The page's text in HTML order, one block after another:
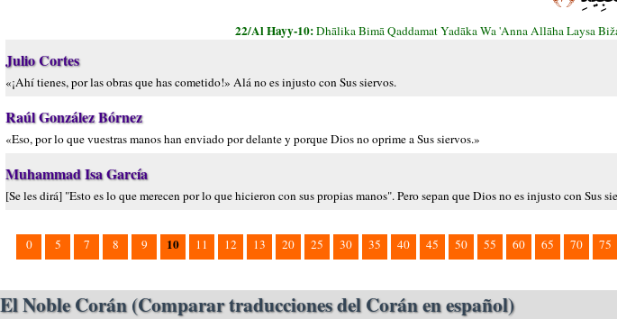
22/Al Hayy-10:Dhālika Bimā Qaddamat Yadāka Wa 'Anna Allāha Laysa
Julio Cortes
«¡Ahí tienes, por las obras que has cometido!» Alá no es injusto con Sus siervos.
Raúl González Bórnez
«Eso, por lo que vuestras manos han enviado por delante y porque Dios no oprime a Sus siervos.»
Muhammad Isa García
[Se les dirá] "Esto es lo que merecen por lo que hicieron con sus propias manos". Pero sepan que Dios no es injusto con Sus
0 5 7 8 9 10 11 12 13 20 25 30 35 40 45 50 55 60 65 70 75
El Noble Corán (Comparar traducciones del Corán en español)